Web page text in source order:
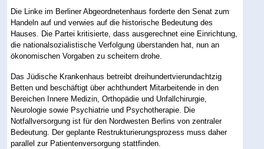
Die Linke im Berliner Abgeordnetenhaus forderte den Senat zum
Handeln auf und verwies auf die historische Bedeutung des
Hauses. Die Partei kritisierte, dass ausgerechnet eine Einrichtung,
die nationalsozialistische Verfolgung überstanden hat, nun an
ökonomischen Vorgaben zu scheitern drohe.
Das Jüdische Krankenhaus betreibt dreihundertvierundachtzig
Betten und beschäftigt über achthundert Mitarbeitende in den
Bereichen Innere Medizin, Orthopädie und Unfallchirurgie,
Neurologie sowie Psychiatrie und Psychotherapie. Die
Notfallversorgung ist für den Nordwesten Berlins von zentraler
Bedeutung. Der geplante Restrukturierungsprozess muss daher
parallel zur Patientenversorgung stattfinden.